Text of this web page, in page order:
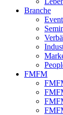
Branche
FMFM